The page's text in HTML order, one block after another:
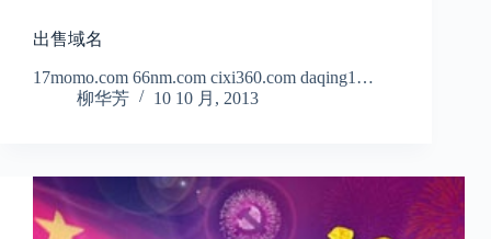
出售域名
17momo.com 66nm.com cixi360.com daqing1…
柳华芳
10 10 月, 2013